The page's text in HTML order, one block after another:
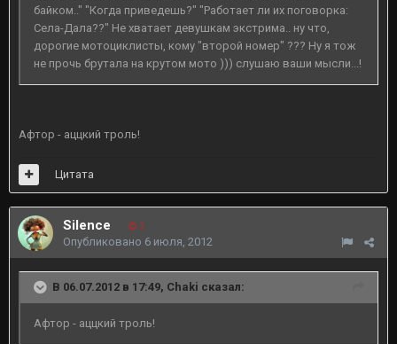
байком.." "Когда приведешь?" "Работает ли их поговорка:
Села-Дала??" Не хватает девушкам экстрима.. ну что,
дорогие мотоциклисты, кому "второй номер" ??? Ну я тож
не прочь брутала на крутом мото ))) слушаю ваши мысли...!
Афтор - аццкий троль!
Цитата
Silence 3
Опубликовано 6 июля, 2012
В 06.07.2012 в 17:49, Chaki сказал:
Афтор - аццкий троль!